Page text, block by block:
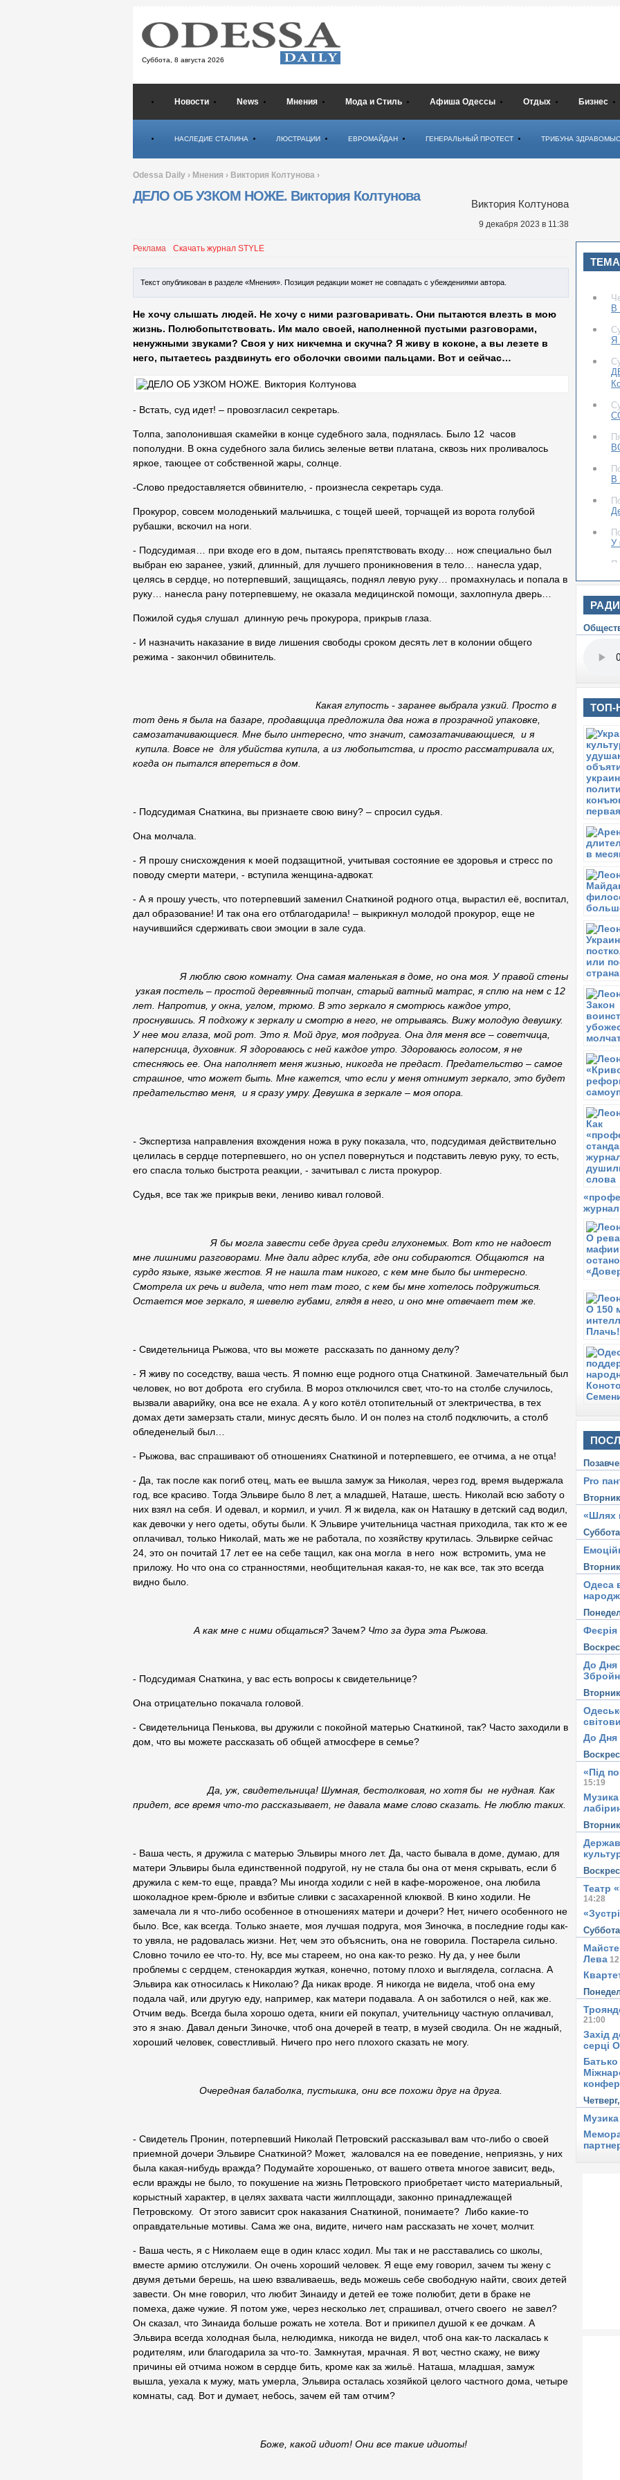
Суббота, 8 августа 2026
Новости News Мнения Мода и Стиль Афиша Одессы Отдых Бизнес
НАСЛЕДИЕ СТАЛИНА ЛЮСТРАЦИИ ЕВРОМАЙДАН ГЕНЕРАЛЬНЫЙ ПРОТЕСТ ТРИБУНА
Odessa Daily › Мнения › Виктория Колтунова ›
ДЕЛО ОБ УЗКОМ НОЖЕ. Виктория Колтунова
Виктория Колтунова
9 декабря 2023 в 11:38
Реклама Скачать журнал STYLE
Текст опубликован в разделе «Мнения». Позиция редакции может не совпадать с убеждениями автора.
Не хочу слышать людей. Не хочу с ними разговаривать. Они пытаются влезть в мою
жизнь. Полюбопытствовать. Им мало своей, наполненной пустыми разговорами,
ненужными звуками? Своя у них никчемна и скучна? Я живу в коконе, а вы лезете в
него, пытаетесь раздвинуть его оболочки своими пальцами. Вот и сейчас…
- Встать, суд идет! – провозгласил секретарь.
Толпа, заполонившая скамейки в конце судебного зала, поднялась. Было 12 часов
пополудни. В окна судебного зала бились зеленые ветви платана, сквозь них проливалось
яркое, тающее от собственной жары, солнце.
-Слово предоставляется обвинителю, - произнесла секретарь суда.
Прокурор, совсем молоденький мальчишка, с тощей шеей, торчащей из ворота голубой
рубашки, вскочил на ноги.
- Подсудимая… при входе его в дом, пытаясь препятствовать входу… нож специально был
выбран ею заранее, узкий, длинный, для лучшего проникновения в тело… нанесла удар,
целясь в сердце, но потерпевший, защищаясь, поднял левую руку… промахнулась и попала в
руку… нанесла рану потерпевшему, не оказала медицинской помощи, захлопнула дверь…
Пожилой судья слушал длинную речь прокурора, прикрыв глаза.
- И назначить наказание в виде лишения свободы сроком десять лет в колонии общего
режима - закончил обвинитель.
Какая глупость - заранее выбрала узкий. Просто в
тот день я была на базаре, продавщица предложила два ножа в прозрачной упаковке,
самозатачивающиеся. Мне было интересно, что значит, самозатачивающиеся, и я
купила. Вовсе не для убийства купила, а из любопытства, и просто рассматривала их,
когда он пытался впереться в дом.
- Подсудимая Снаткина, вы признаете свою вину? – спросил судья.
Она молчала.
- Я прошу снисхождения к моей подзащитной, учитывая состояние ее здоровья и стресс по
поводу смерти матери, - вступила женщина-адвокат.
- А я прошу учесть, что потерпевший заменил Снаткиной родного отца, вырастил её, воспитал,
дал образование! И так она его отблагодарила! – выкрикнул молодой прокурор, еще не
научившийся сдерживать свои эмоции в зале суда.
Я люблю свою комнату. Она самая маленькая в доме, но она моя. У правой стены
узкая постель – простой деревянный топчан, старый ватный матрас, я сплю на нем с 12
лет. Напротив, у окна, углом, трюмо. В это зеркало я смотрюсь каждое утро,
проснувшись. Я подхожу к зеркалу и смотрю в него, не отрываясь. Вижу молодую девушку.
У нее мои глаза, мой рот. Это я. Мой друг, моя подруга. Она для меня все – советчица,
наперсница, духовник. Я здороваюсь с ней каждое утро. Здороваюсь голосом, я не
стесняюсь ее. Она наполняет меня жизнью, никогда не предаст. Предательство – самое
страшное, что может быть. Мне кажется, что если у меня отнимут зеркало, это будет
предательство меня, и я сразу умру. Девушка в зеркале – моя опора.
- Экспертиза направления вхождения ножа в руку показала, что, подсудимая действительно
целилась в сердце потерпевшего, но он успел повернуться и подставить левую руку, то есть,
его спасла только быстрота реакции, - зачитывал с листа прокурор.
Судья, все так же прикрыв веки, лениво кивал головой.
Я бы могла завести себе друга среди глухонемых. Вот кто не надоест
мне лишними разговорами. Мне дали адрес клуба, где они собираются. Общаются на
сурдо языке, языке жестов. Я не нашла там никого, с кем мне было бы интересно.
Смотрела их речь и видела, что нет там того, с кем бы мне хотелось подружиться.
Остается мое зеркало, я шевелю губами, глядя в него, и оно мне отвечает тем же.
- Свидетельница Рыжова, что вы можете рассказать по данному делу?
- Я живу по соседству, ваша честь. Я помню еще родного отца Снаткиной. Замечательный был
человек, но вот доброта его сгубила. В мороз отключился свет, что-то на столбе случилось,
вызвали аварийку, она все не ехала. А у кого котёл отопительный от электричества, в тех
домах дети замерзать стали, минус десять было. И он полез на столб подключить, а столб
обледенелый был…
- Рыжова, вас спрашивают об отношениях Снаткиной и потерпевшего, ее отчима, а не отца!
- Да, так после как погиб отец, мать ее вышла замуж за Николая, через год, время выдержала
год, все красиво. Тогда Эльвире было 8 лет, а младшей, Наташе, шесть. Николай всю заботу о
них взял на себя. И одевал, и кормил, и учил. Я ж видела, как он Наташку в детский сад водил,
как девочки у него одеты, обуты были. К Эльвире учительница частная приходила, так кто ж ее
оплачивал, только Николай, мать же не работала, по хозяйству крутилась. Эльвирке сейчас
24, это он почитай 17 лет ее на себе тащил, как она могла в него нож встромить, ума не
приложу. Но что она со странностями, необщительная какая-то, не как все, так это всегда
видно было.
А как мне с ними общаться? Зачем? Что за дура эта Рыжова.
- Подсудимая Снаткина, у вас есть вопросы к свидетельнице?
Она отрицательно покачала головой.
- Свидетельница Пенькова, вы дружили с покойной матерью Снаткиной, так? Часто заходили в
дом, что вы можете рассказать об общей атмосфере в семье?
Да, уж, свидетельница! Шумная, бестолковая, но хотя бы не нудная. Как
придет, все время что-то рассказывает, не давала маме слово сказать. Не люблю таких.
- Ваша честь, я дружила с матерью Эльвиры много лет. Да, часто бывала в доме, думаю, для
матери Эльвиры была единственной подругой, ну не стала бы она от меня скрывать, если б
дружила с кем-то еще, правда? Мы иногда ходили с ней в кафе-мороженое, она любила
шоколадное крем-брюле и взбитые сливки с засахаренной клюквой. В кино ходили. Не
замечала ли я что-либо особенное в отношениях матери и дочери? Нет, ничего особенного не
было. Все, как всегда. Только знаете, моя лучшая подруга, моя Зиночка, в последние годы как-
то увяла, не радовалась жизни. Нет, чем это объяснить, она не говорила. Постарела сильно.
Словно точило ее что-то. Ну, все мы стареем, но она как-то резко. Ну да, у нее были
проблемы с сердцем, стенокардия жуткая, конечно, потому плохо и выглядела, согласна. А
Эльвира как относилась к Николаю? Да никак вроде. Я никогда не видела, чтоб она ему
подала чай, или другую еду, например, как матери подавала. А он заботился о ней, как же.
Отчим ведь. Всегда была хорошо одета, книги ей покупал, учительницу частную оплачивал,
это я знаю. Давал деньги Зиночке, чтоб она дочерей в театр, в музей сводила. Он не жадный,
хороший человек, совестливый. Ничего про него плохого сказать не могу.
Очередная балаболка, пустышка, они все похожи друг на друга.
- Свидетель Пронин, потерпевший Николай Петровский рассказывал вам что-либо о своей
приемной дочери Эльвире Снаткиной? Может, жаловался на ее поведение, неприязнь, у них
была какая-нибудь вражда? Подумайте хорошенько, от вашего ответа многое зависит, ведь,
если вражды не было, то покушение на жизнь Петровского приобретает чисто материальный,
корыстный характер, в целях захвата части жилплощади, законно принадлежащей
Петровскому. От этого зависит срок наказания Снаткиной, понимаете? Либо какие-то
оправдательные мотивы. Сама же она, видите, ничего нам рассказать не хочет, молчит.
- Ваша честь, я с Николаем еще в один класс ходил. Мы так и не расставались со школы,
вместе армию отслужили. Он очень хороший человек. Я еще ему говорил, зачем ты жену с
двумя детьми берешь, на шею взваливаешь, ведь можешь себе свободную найти, своих детей
завести. Он мне говорил, что любит Зинаиду и детей ее тоже полюбит, дети в браке не
помеха, даже чужие. Я потом уже, через несколько лет, спрашивал, отчего своего не завел?
Он сказал, что Зинаида больше рожать не хотела. Вот и прикипел душой к ее дочкам. А
Эльвира всегда холодная была, нелюдимка, никогда не видел, чтоб она как-то ласкалась к
родителям, или благодарила за что-то. Замкнутая, мрачная. Я вот, честно скажу, не вижу
причины ей отчима ножом в сердце бить, кроме как за жильё. Наташа, младшая, замуж
вышла, уехала к мужу, мать умерла, Эльвира осталась хозяйкой целого частного дома, четыре
комнаты, сад. Вот и думает, небось, зачем ей там отчим?
Боже, какой идиот! Они все такие идиоты!
Я
В
У
В
У
О
ТОП-
Pro
«Шлях
Одеса
Феєрія
До Дня
До Дня
«Під
15:19
Театр
14:28
Лева
21:00
Захід
серці
Четверг,